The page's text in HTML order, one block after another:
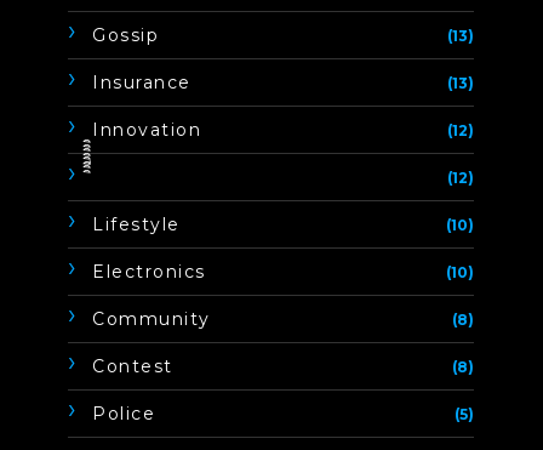
Gossip (13)
Insurance (13)
Innovation (12)
(12)
Lifestyle (10)
Electronics (10)
Community (8)
Contest (8)
Police (5)